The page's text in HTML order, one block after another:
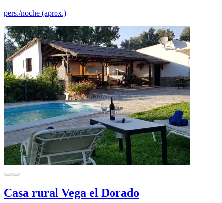
pers./noche (aprox.)
Casa rural Vega el Dorado